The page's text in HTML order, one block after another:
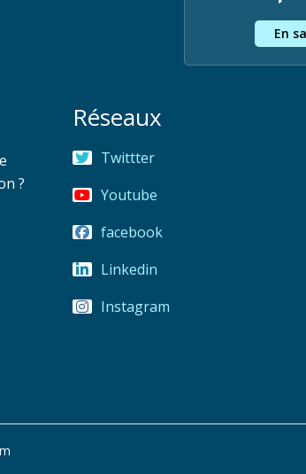
En
?
Réseaux
Twittter
Youtube
facebook
Linkedin
Instagram